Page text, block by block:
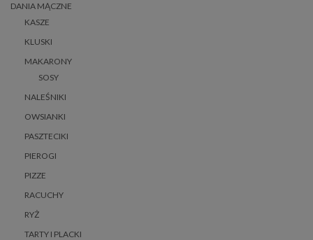
DANIA MĄCZNE
KASZE
KLUSKI
MAKARONY
SOSY
NALEŚNIKI
OWSIANKI
PASZTECIKI
PIEROGI
PIZZE
RACUCHY
RYŻ
TARTY I PLACKI